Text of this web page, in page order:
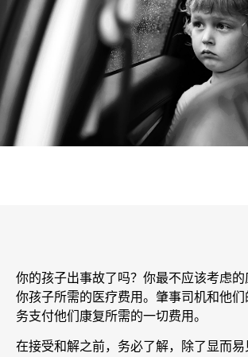
你的孩子出事故了吗？你最不应该考虑
你孩子所需的医疗费用。肇事司机和他
务支付他们康复所需的一切费用。
在接受和解之前，务必了解，除了显而易